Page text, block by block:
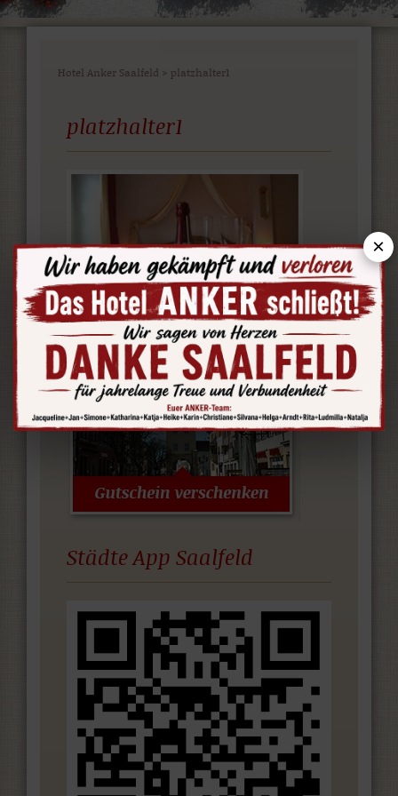
Hotel Anker Saalfeld > platzhalter1
platzhalter1
Städte App Saalfeld
×